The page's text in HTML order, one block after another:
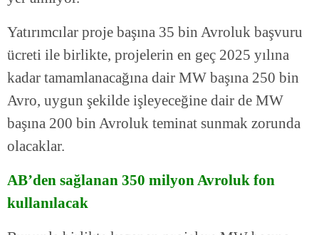
Yatırımcılar proje başına 35 bin Avroluk başvuru
ücreti ile birlikte, projelerin en geç 2025 yılına
kadar tamamlanacağına dair MW başına 250 bin
Avro, uygun şekilde işleyeceğine dair de MW
başına 200 bin Avroluk teminat sunmak zorunda
olacaklar.
AB’den sağlanan 350 milyon Avroluk fon
kullanılacak